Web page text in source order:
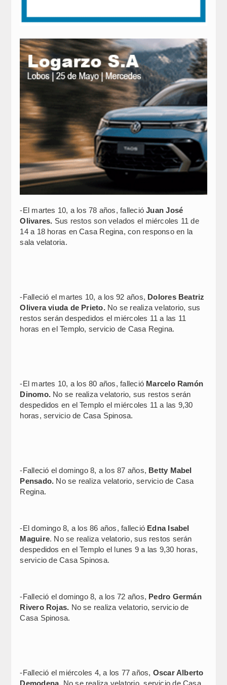
-El martes 10, a los 78 años, fallecióJuan José
Olivares. Sus restos son velados el miércoles 11 de
14 a 18 horas en Casa Regina, con responso en la
sala velatoria.
-Falleció el martes 10, a los 92 años, Dolores Beatriz
Olivera viuda de Prieto.No se realiza velatorio, sus
restos serán despedidos el miércoles 11 a las 11
horas en el Templo, servicio de Casa Regina.
-El martes 10, a los 80 años, falleció Marcelo Ramón
Dinomo.No se realiza velatorio, sus restos serán
despedidos en el Templo el miércoles 11 a las 9,30
horas, servicio de Casa Spinosa.
-Falleció el domingo 8, a los 87 años, Betty Mabel
Pensado. No se realiza velatorio, servicio de Casa
Regina.
-El domingo 8, a los 86 años, falleció Edna Isabel
Maguire. No se realiza velatorio, sus restos serán
despedidos en el Templo el lunes 9 a las 9,30 horas,
servicio de Casa Spinosa.
-Falleció el domingo 8, a los 72 años, Pedro Germán
Rivero Rojas. No se realiza velatorio, servicio de
Casa Spinosa.
-Falleció el miércoles 4, a los 77 años, Oscar Alberto
Demodena. No se realiza velatorio, servicio de Casa